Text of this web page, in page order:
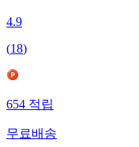
4.9
(18)
654적립
무료배송